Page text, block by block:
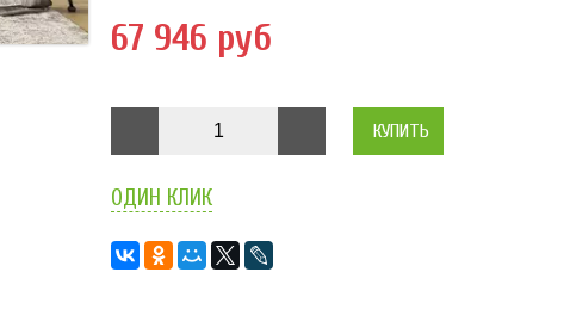
67 946 руб
КУПИТЬ
ОДИН КЛИК